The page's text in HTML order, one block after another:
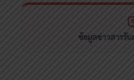
ข้อมูลข่าวสารรั